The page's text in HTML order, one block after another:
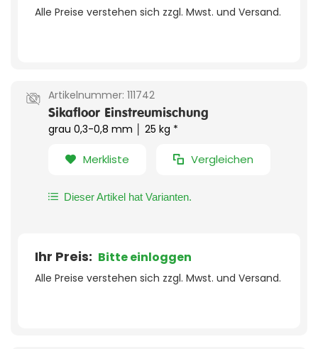
Alle Preise verstehen sich zzgl. Mwst. und Versand.
Artikelnummer: 111742
Sikafloor Einstreumischung
grau 0,3-0,8 mm │ 25 kg *
Merkliste Vergleichen
Dieser Artikel hat Varianten.
Ihr Preis: Bitte einloggen
Alle Preise verstehen sich zzgl. Mwst. und Versand.